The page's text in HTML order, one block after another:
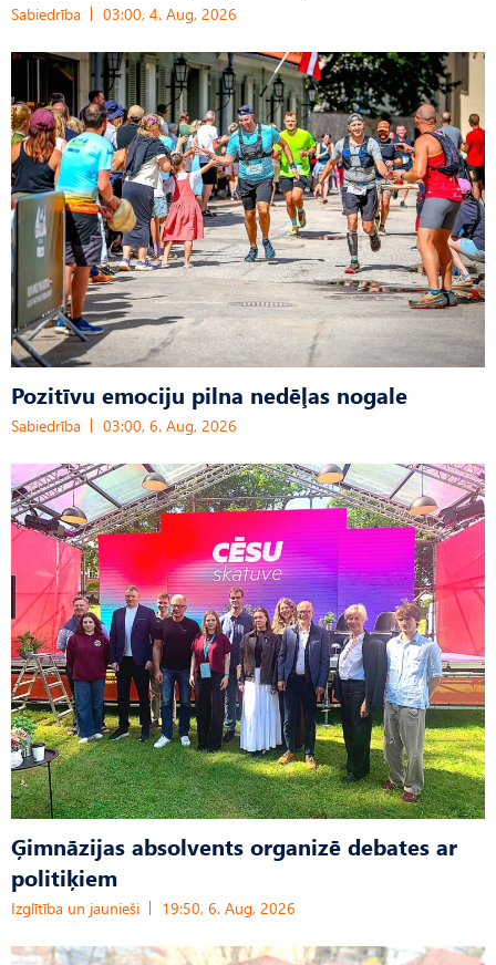
Sabiedrība 03:00, 4. Aug, 2026
Pozitīvu emociju pilna nedēļas nogale
Sabiedrība 03:00, 6. Aug, 2026
Ģimnāzijas absolvents organizē debates ar
politiķiem
Izglītība un jaunieši 19:50, 6. Aug, 2026